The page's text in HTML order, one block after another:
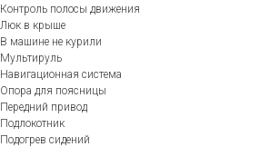
Контроль полосы движения
Люк в крыше
В машине не курили
Мультируль
Навигационная система
Опора для поясницы
Передний привод
Подлокотник
Подогрев сидений